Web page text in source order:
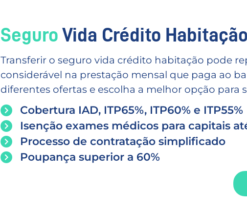
Seguro Vida Crédito Habitação
Transferir o seguro vida crédito habitação pode
considerável na prestação mensal que paga ao
diferentes ofertas e escolha a melhor opção para
Cobertura IAD, ITP65%, ITP60% e ITP55%
Isenção exames médicos para capitais
Processo de contratação simplificado
Poupança superior a 60%